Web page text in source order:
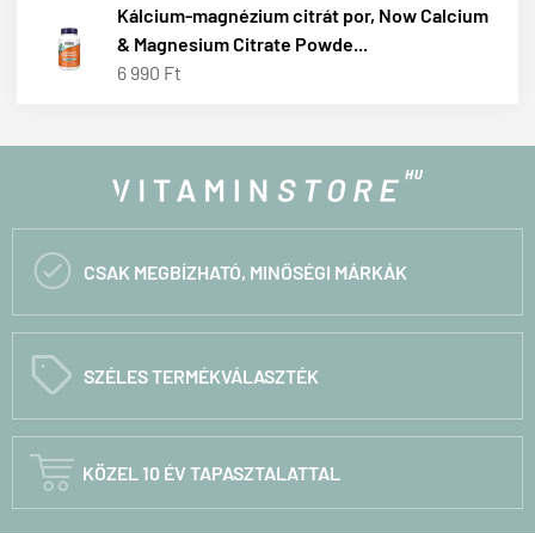
Kálcium-magnézium citrát por, Now Calcium
& Magnesium Citrate Powde...
6 990 Ft
 CSAK MEGBÍZHATÓ, MINŐSÉGI MÁRKÁK
C SZÉLES TERMÉKVÁLASZTÉK
 KÖZEL 10 ÉV TAPASZTALATTAL